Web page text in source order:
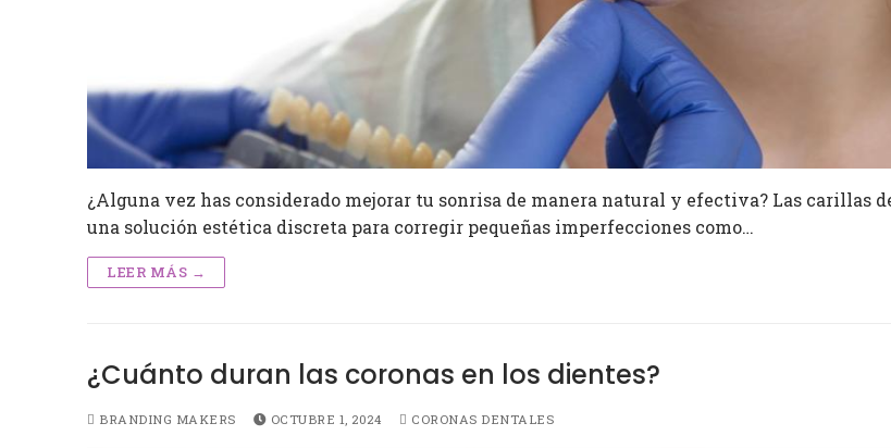
¿Alguna vez has considerado mejorar tu sonrisa de manera natural y efectiva? Las carillas
una solución estética discreta para corregir pequeñas imperfecciones como…
LEER MÁS →
¿Cuánto duran las coronas en los dientes?
BRANDING MAKERS OCTUBRE 1, 2024 CORONAS DENTALES